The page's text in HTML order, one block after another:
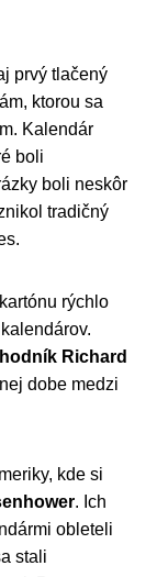
prvý tlačený
ktorou sa
Kalendár
boli
boli neskôr
tradičný
rýchlo
Richard
dobe medzi
kde si
. Ich
obleteli
stali